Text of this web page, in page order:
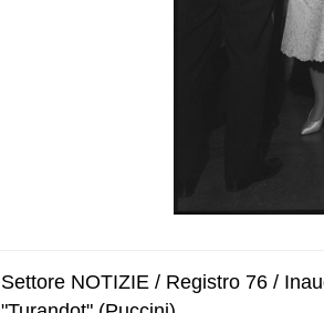
Settore NOTIZIE / Registro 76 /